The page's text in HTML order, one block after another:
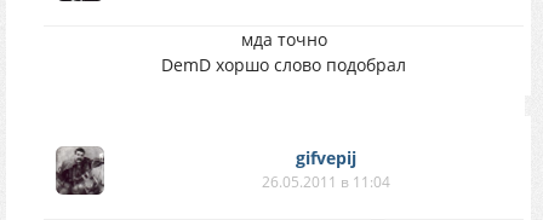
мда точно
DemD хоршо слово подобрал
gifvepij
26.05.2011 в 11:04